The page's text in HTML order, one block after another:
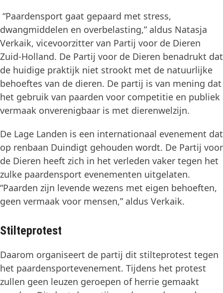
“Paardensport gaat gepaard met stress,
dwangmiddelen en overbelasting,” aldus Natasja
Verkaik, vicevoorzitter van Partij voor de Dieren
Zuid-Holland. De Partij voor de Dieren benadrukt dat
de huidige praktijk niet strookt met de natuurlijke
behoeftes van de dieren. De partij is van mening dat
het gebruik van paarden voor competitie en publiek
vermaak onverenigbaar is met dierenwelzijn.
De Lage Landen is een internationaal evenement dat
op renbaan Duindigt gehouden wordt. De Partij voor
de Dieren heeft zich in het verleden vaker tegen het
zulke paardensport evenementen uitgelaten.
“Paarden zijn levende wezens met eigen behoeften,
geen vermaak voor mensen,” aldus Verkaik.
Stilteprotest
Daarom organiseert de partij dit stilteprotest tegen
het paardensportevenement. Tijdens het protest
zullen geen leuzen geroepen of herrie gemaakt